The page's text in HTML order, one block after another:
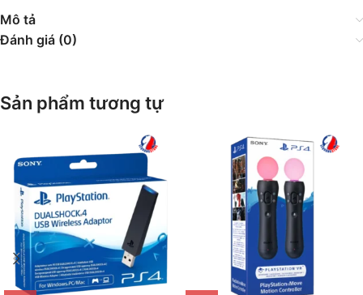
Mô tả
Đánh giá (0)
Sản phẩm tương tự